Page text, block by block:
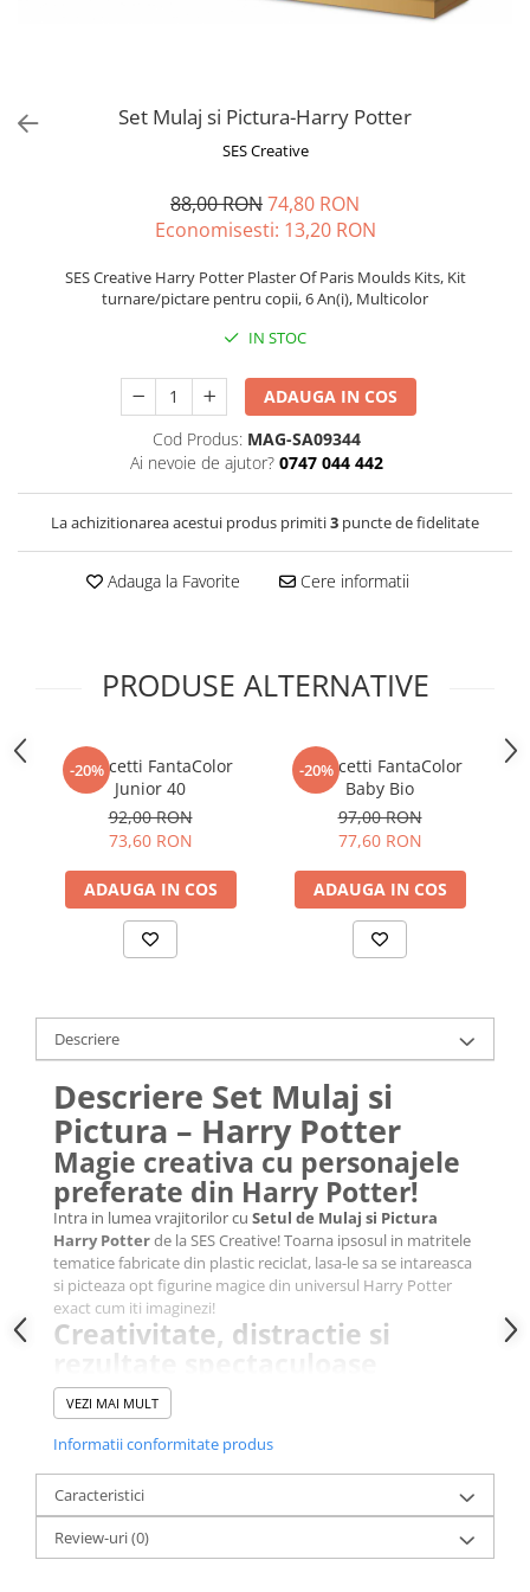
Jucarii electronice
Jocuri de societate
Set Mulaj si Pictura-Harry Potter
SES Creative
88,00 RON74,80 RON
Economisesti: 13,20 RON
SES Creative Harry Potter Plaster Of Paris Moulds Kits, Kit
turnare/pictare pentru copii, 6 An(i), Multicolor
IN STOC
ADAUGA IN COS
Cod Produs: MAG-SA09344
Ai nevoie de ajutor? 0747 044 442
La achizitionarea acestui produs primiti3 puncte de fidelitate
Adauga la Favorite Cere informatii
PRODUSE ALTERNATIVE
-20%
Quercetti FantaColor
Junior 40
92,00 RON
73,60 RON
ADAUGA IN COS
-20%
Quercetti FantaColor
Baby Bio
97,00 RON
77,60 RON
ADAUGA IN COS
Descriere
Descriere Set Mulaj si
Pictura – Harry Potter
Magie creativa cu personajele
preferate din Harry Potter!
Intra in lumea vrajitorilor cu Setul de Mulaj si Pictura
Harry Potterde la SES Creative! Toarna ipsosul in matritele
tematice fabricate din plastic reciclat, lasa-le sa se intareasca
si picteaza opt figurine magice din universul Harry Potter
exact cum iti imaginezi!
Creativitate, distractie si
Setul ofera o activitate completa – de la turnare pana la
pictare – si incurajeaza creativitatea, rabdarea si
coordonarea copilului. Ideal pentru fanii Harry Potter si
pentru micii artisti pasionati de figurine detaliate.
Materiale sigure si usor de
utilizat
Matritele sunt fabricate din plastic reciclat, iar vopselele se
curata usor de pe maini si haine. Setul este complet si usor
VEZI MAI MULT
Informatii conformitate produs
Caracteristici
Review-uri(0)